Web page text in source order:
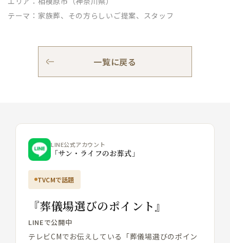
テーマ： 家族葬、その方らしいご提案、スタッフ
一覧に戻る
LINE公式アカウント
「サン・ライフのお葬式」
TVCMで話題
『葬儀場選びのポイント』
LINEで公開中
テレビCMでお伝えしている「葬儀場選びのポイン